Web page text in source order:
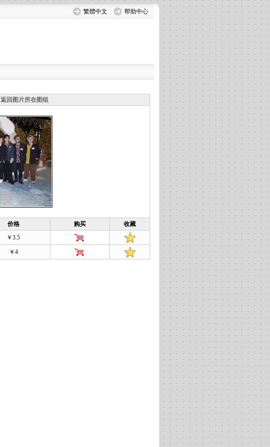
繁體中文 帮助中心
返回图片所在图组
价格 购买
收藏
￥3.5
￥4